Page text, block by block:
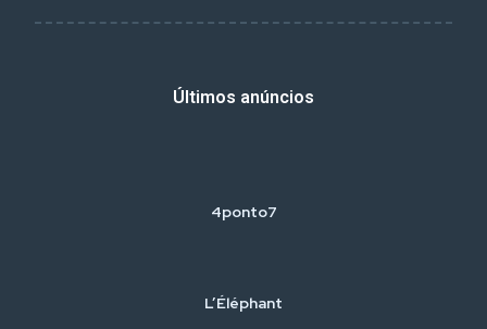
Últimos anúncios
4ponto7
L’Éléphant